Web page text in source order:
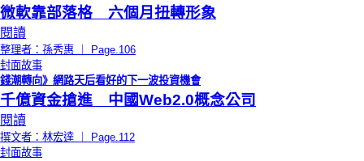
微軟靠部落格 六個月扭轉形象
閱讀
整理者：孫秀惠 ｜ Page.106
封面故事
錢潮轉向》網路天后看好的下一波投資機會
千億資金搶進 中國Web2.0概念公司
閱讀
撰文者：林宏達 ｜ Page.112
封面故事